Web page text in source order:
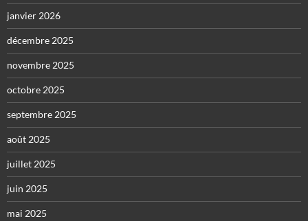
janvier 2026
décembre 2025
novembre 2025
octobre 2025
septembre 2025
août 2025
juillet 2025
juin 2025
mai 2025